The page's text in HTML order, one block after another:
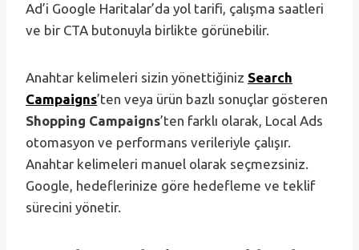
Ad’i Google Haritalar’da yol tarifi, çalışma saatleri
ve bir CTA butonuyla birlikte görünebilir.
Anahtar kelimeleri sizin yönettiğiniz Search
Campaigns’ten veya ürün bazlı sonuçlar gösteren
Shopping Campaigns’ten farklı olarak, Local Ads
otomasyon ve performans verileriyle çalışır.
Anahtar kelimeleri manuel olarak seçmezsiniz.
Google, hedeflerinize göre hedefleme ve teklif
sürecini yönetir.